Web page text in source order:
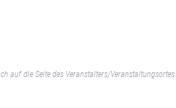
auf die Seite des Veranstalters/Veranstaltungsortes.